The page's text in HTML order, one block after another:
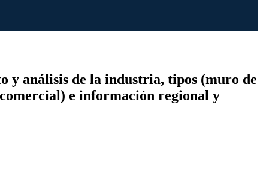
y análisis de la industria, tipos (muro de
e información regional y